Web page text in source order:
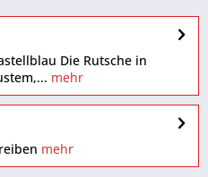
Die Rutsche in
mehr
mehr